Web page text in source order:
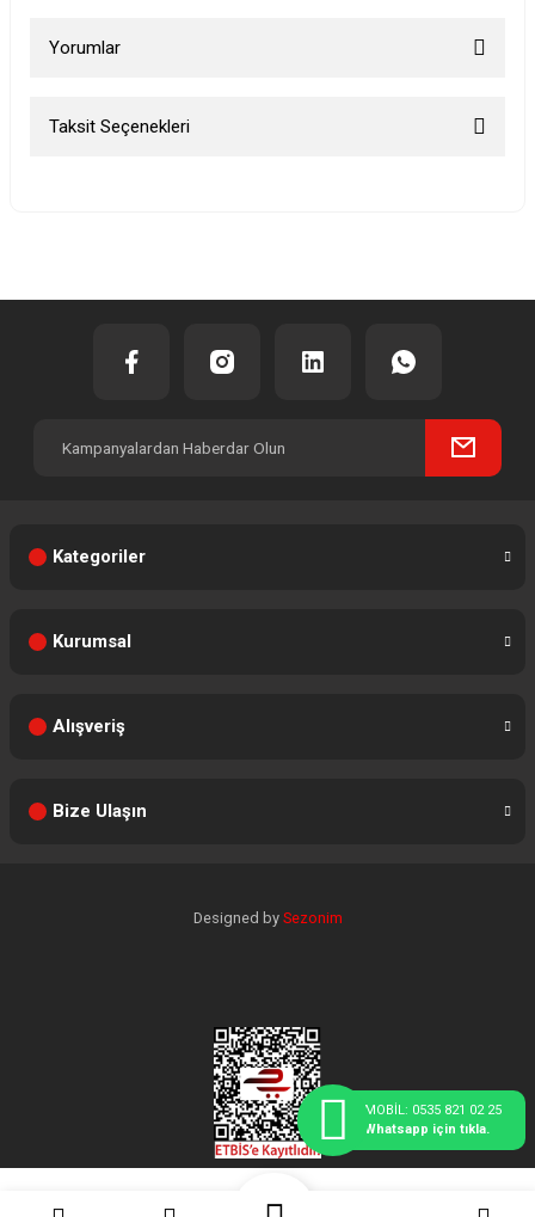
Yorumlar
Taksit Seçenekleri
Kategoriler
Kurumsal
Alışveriş
Bize Ulaşın
Designed by Sezonim
MOBİL: 0535 821 02 25
Whatsapp için tıkla.